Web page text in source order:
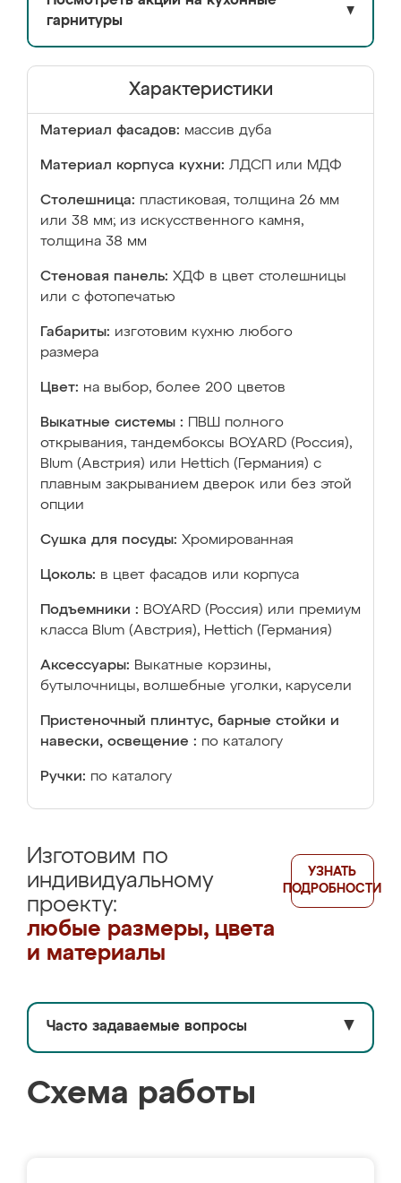
гарнитуры
▼
Характеристики
Материал фасадов: массив дуба
Материал корпуса кухни: ЛДСП или МДФ
Столешница: пластиковая, толщина 26 мм
или 38 мм; из искусственного камня,
толщина 38 мм
Стеновая панель: ХДФ в цвет столешницы
или с фотопечатью
Габариты: изготовим кухню любого
размера
Цвет: на выбор, более 200 цветов
Выкатные системы :
ПВШ полного
открывания, тандембоксы BOYARD (Россия),
Blum (Австрия) или Hettich (Германия) с
плавным закрыванием дверок или без этой
опции
Сушка для посуды: Хромированная
Цоколь: в цвет фасадов или корпуса
Подъемники : BOYARD (Россия) или премиум
класса Blum (Австрия), Hettich (Германия)
Аксессуары: Выкатные корзины,
бутылочницы, волшебные уголки, карусели
Пристеночный плинтус, барные стойки и
навески, освещение : по каталогу
Ручки: по каталогу
Изготовим по
индивидуальному
проекту:
любые размеры, цвета
и материалы
УЗНАТЬ
ПОДРОБНОСТИ
Часто задаваемые вопросы ▼
Схема работы